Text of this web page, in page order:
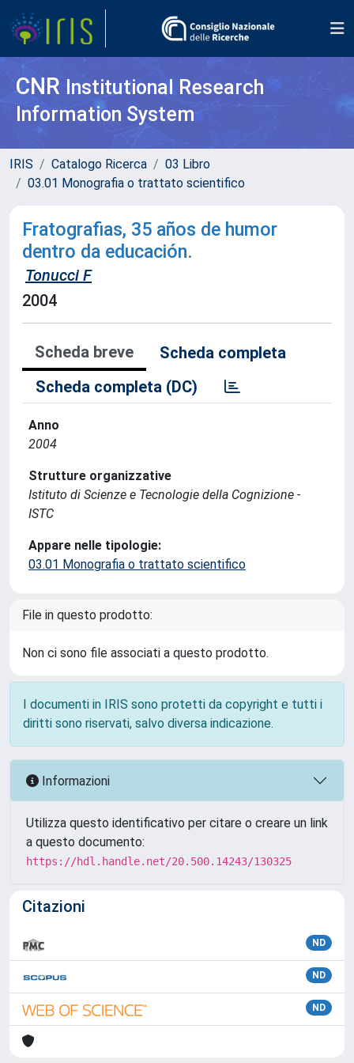
CNR Institutional Research
Information System
IRIS Catalogo Ricerca
03 Libro
03.01 Monografia o trattato scientifico
Fratografias, 35 años de humor
dentro da educación.
Tonucci F
2004
Scheda breve
Scheda completa
Scheda completa (DC)
Anno
2004
Strutture organizzative
Istituto di Scienze e Tecnologie della Cognizione -
ISTC
Appare nelle tipologie:
03.01 Monografia o trattato scientifico
File in questo prodotto:
Non ci sono file associati a questo prodotto.
I documenti in IRIS sono protetti da copyright e tutti i
diritti sono riservati, salvo diversa indicazione.
Informazioni
Utilizza questo identificativo per citare o creare un link
a questo documento:
https://hdl.handle.net/20.500.14243/130325
Citazioni
ND
ND
ND